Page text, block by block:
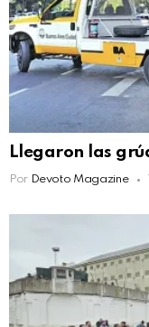
Llegaron las
Por Devoto Magazine